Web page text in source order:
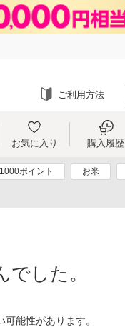
ご利用方法
お気に入り 購入履歴
ポイント お米
した。
能性があります。